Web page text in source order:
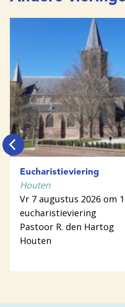
Eucharistieviering
Houten
Vr 7 augustus 2026 om
eucharistieviering
Pastoor R. den Hartog
Houten